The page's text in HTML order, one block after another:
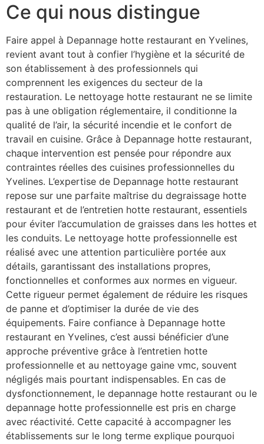
Ce qui nous distingue
Faire appel à Depannage hotte restaurant en Yvelines,
revient avant tout à confier l’hygiène et la sécurité de
son établissement à des professionnels qui
comprennent les exigences du secteur de la
restauration. Le nettoyage hotte restaurant ne se limite
pas à une obligation réglementaire, il conditionne la
qualité de l’air, la sécurité incendie et le confort de
travail en cuisine. Grâce à Depannage hotte restaurant,
chaque intervention est pensée pour répondre aux
contraintes réelles des cuisines professionnelles du
Yvelines. L’expertise de Depannage hotte restaurant
repose sur une parfaite maîtrise du degraissage hotte
restaurant et de l’entretien hotte restaurant, essentiels
pour éviter l’accumulation de graisses dans les hottes et
les conduits. Le nettoyage hotte professionnelle est
réalisé avec une attention particulière portée aux
détails, garantissant des installations propres,
fonctionnelles et conformes aux normes en vigueur.
Cette rigueur permet également de réduire les risques
de panne et d’optimiser la durée de vie des
équipements. Faire confiance à Depannage hotte
restaurant en Yvelines, c’est aussi bénéficier d’une
approche préventive grâce à l’entretien hotte
professionnelle et au nettoyage gaine vmc, souvent
négligés mais pourtant indispensables. En cas de
dysfonctionnement, le depannage hotte restaurant ou le
depannage hotte professionnelle est pris en charge
avec réactivité. Cette capacité à accompagner les
établissements sur le long terme explique pourquoi